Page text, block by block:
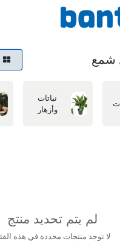
شمع
نباتات
وأزهار
لم يتم تحديد منتج
لا توجد منتجات محددة في هذه